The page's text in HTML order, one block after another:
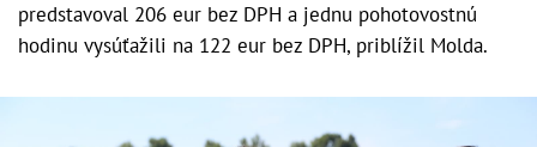
predstavoval 206 eur bez DPH a jednu pohotovostnú
hodinu vysúťažili na 122 eur bez DPH, priblížil Molda.